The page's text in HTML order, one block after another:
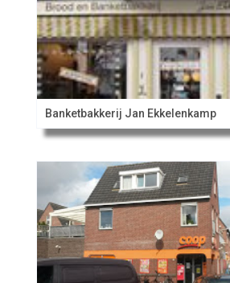
Banketbakkerij Jan Ekkelenkamp